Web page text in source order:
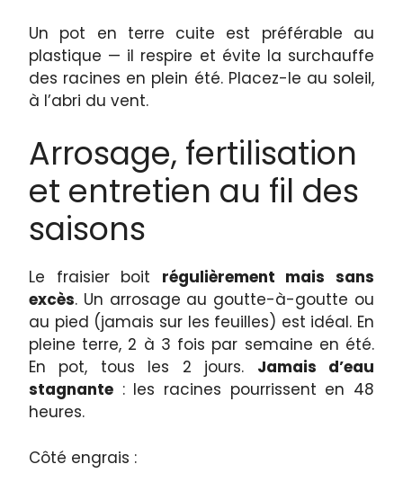
Un pot en terre cuite est préférable au
plastique — il respire et évite la surchauffe
des racines en plein été. Placez-le au soleil,
à l’abri du vent.
Arrosage, fertilisation
et entretien au fil des
saisons
Le fraisier boit régulièrement mais sans
excès. Un arrosage au goutte-à-goutte ou
au pied (jamais sur les feuilles) est idéal. En
pleine terre, 2 à 3 fois par semaine en été.
En pot, tous les 2 jours. Jamais d’eau
stagnante : les racines pourrissent en 48
heures.
Côté engrais :